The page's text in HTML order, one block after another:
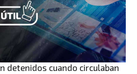
detenidos cuando circulaban